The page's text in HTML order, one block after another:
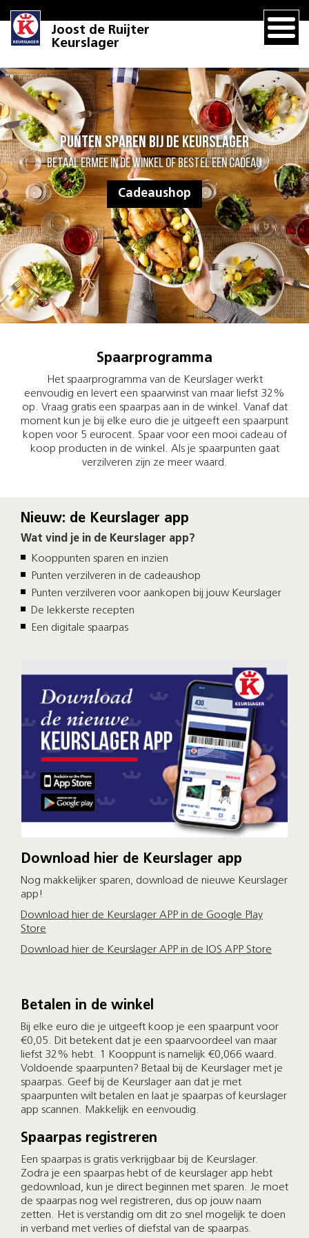
Joost de Ruijter
Keurslager
Punten sparen bij de Keurslager
Betaal ermee in de winkel of bestel een cadeau
Cadeaushop
Spaarprogramma
Het spaarprogramma van de Keurslager werkt
eenvoudig en levert een spaarwinst van maar liefst 32%
op. Vraag gratis een spaarpas aan in de winkel. Vanaf dat
moment kun je bij elke euro die je uitgeeft een spaarpunt
kopen voor 5 eurocent. Spaar voor een mooi cadeau of
koop producten in de winkel. Als je spaarpunten gaat
verzilveren zijn ze meer waard.
Nieuw: de Keurslager app
Wat vind je in de Keurslager app?
Kooppunten sparen en inzien
Punten verzilveren in de cadeaushop
Punten verzilveren voor aankopen bij jouw Keurslager
De lekkerste recepten
Een digitale spaarpas
Download hier de Keurslager app
Nog makkelijker sparen, download de nieuwe Keurslager
app!
Download hier de Keurslager APP in de Google Play
Store
Download hier de Keurslager APP in de IOS APP Store
Betalen in de winkel
Bij elke euro die je uitgeeft koop je een spaarpunt voor
€0,05. Dit betekent dat je een spaarvoordeel van maar
liefst 32% hebt. 1 Kooppunt is namelijk €0,066 waard.
Voldoende spaarpunten? Betaal bij de Keurslager met je
spaarpas. Geef bij de Keurslager aan dat je met
spaarpunten wilt betalen en laat je spaarpas of keurslager
app scannen. Makkelijk en eenvoudig.
Spaarpas registreren
Een spaarpas is gratis verkrijgbaar bij de Keurslager.
Zodra je een spaarpas hebt of de keurslager app hebt
gedownload, kun je direct beginnen met sparen. Je moet
de spaarpas nog wel registreren, dus op jouw naam
zetten. Het is verstandig om dit zo snel mogelijk te doen
in verband met verlies of diefstal van de spaarpas.